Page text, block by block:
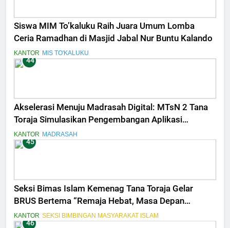
Siswa MIM To’kaluku Raih Juara Umum Lomba
Ceria Ramadhan di Masjid Jabal Nur Buntu Kalando
KANTOR MIS TO'KALUKU
44
Akselerasi Menuju Madrasah Digital: MTsN 2 Tana
Toraja Simulasikan Pengembangan Aplikasi
Penilaian Terintegrasi
KANTOR MADRASAH
45
Seksi Bimas Islam Kemenag Tana Toraja Gelar
BRUS Bertema “Remaja Hebat, Masa Depan
Bermartabat”
KANTOR SEKSI BIMBINGAN MASYARAKAT ISLAM
46